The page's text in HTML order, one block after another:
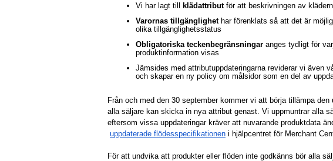
Vi har lagt till klädattribut för att beskrivningen av
Varornas tillgänglighet har förenklats så att det är
olika tillgänglighetsstatus
Obligatoriska teckenbegränsningar anges tydligt för
produktinformation visas
Jämsides med attributuppdateringarna reviderar vi även
och skapar en ny policy om målsidor som en del av
Från och med den 30 september kommer vi att börja tillämpa
alla säljare kan skicka in nya attribut genast. Vi uppmuntrar alla
eftersom vissa uppdateringar kräver att nuvarande produktdata
uppdaterade flödesspecifikationen i hjälpcentret för Merchant
För att undvika att produkter eller flöden inte godkänns bör alla